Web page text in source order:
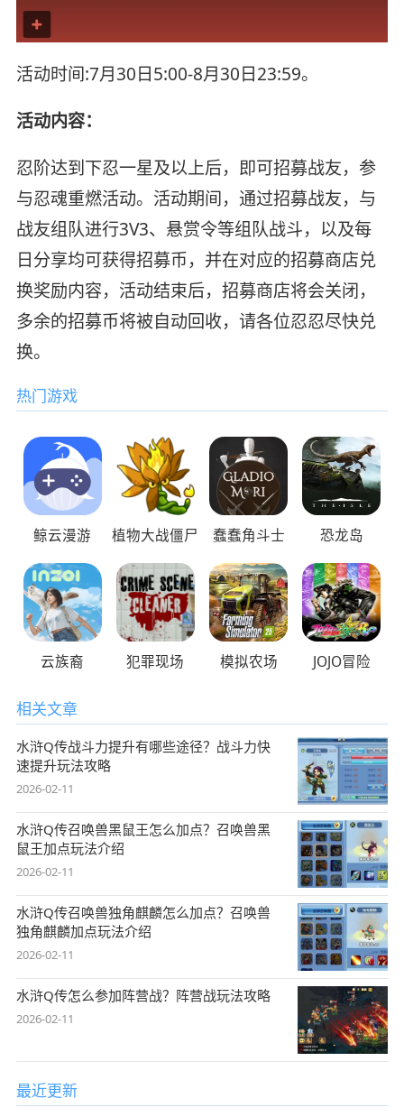
活动时间:7月30日5:00-8月30日23:59。
活动内容：
忍阶达到下忍一星及以上后，即可招募战友，参
与忍魂重燃活动。活动期间，通过招募战友，与
战友组队进行3V3、悬赏令等组队战斗，以及每
日分享均可获得招募币，并在对应的招募商店兑
换奖励内容，活动结束后，招募商店将会关闭，
多余的招募币将被自动回收，请各位忍忍尽快兑
换。
热门游戏
鲸云漫游 植物大战僵尸 蠢蠢角斗士 恐龙岛
云族裔 犯罪现场 模拟农场 JOJO冒险
相关文章
水浒Q传战斗力提升有哪些途径？战斗力快
速提升玩法攻略
2026-02-11
水浒Q传召唤兽黑鼠王怎么加点？召唤兽黑
鼠王加点玩法介绍
2026-02-11
水浒Q传召唤兽独角麒麟怎么加点？召唤兽
独角麒麟加点玩法介绍
2026-02-11
水浒Q传怎么参加阵营战？阵营战玩法攻略
2026-02-11
最近更新